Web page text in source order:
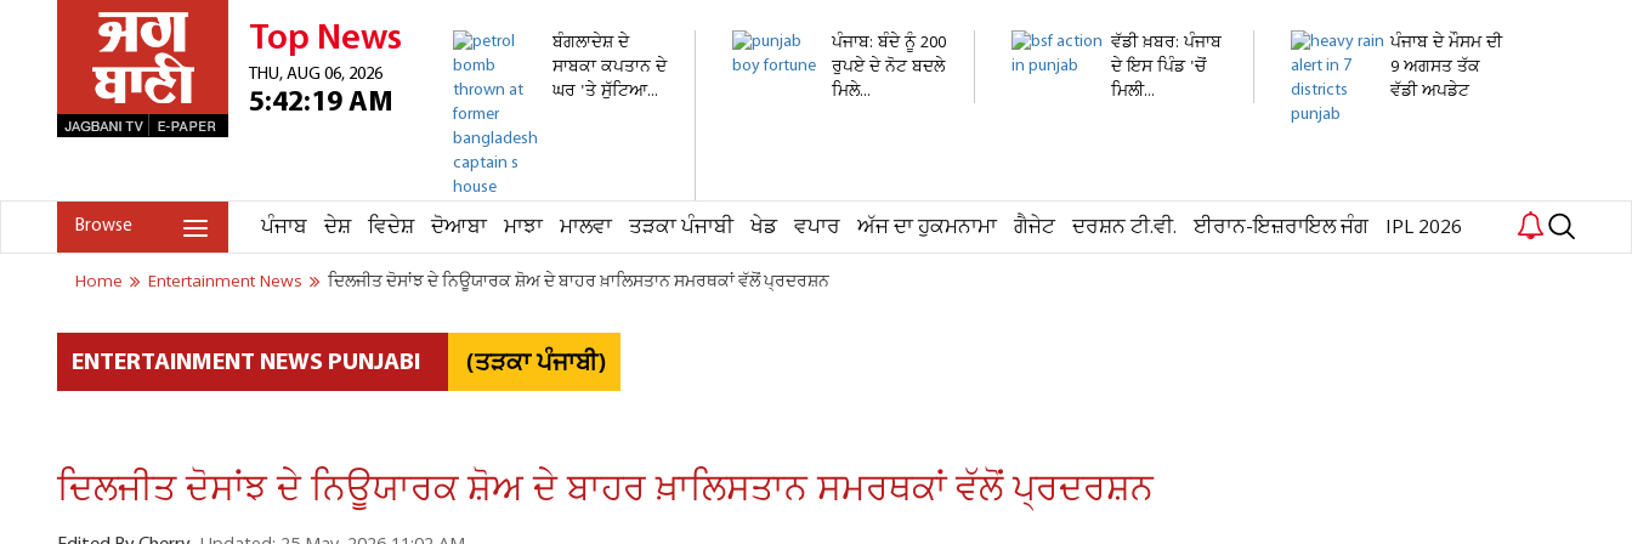
Top News
THU, AUG 06, 2026
5:42:19 AM
ਬੰਗਲਾਦੇਸ਼ ਦੇ
ਸਾਬਕਾ ਕਪਤਾਨ ਦੇ
ਘਰ 'ਤੇ ਸੁੱਟਿਆ...
ਪੰਜਾਬ: ਬੰਦੇ ਨੂੰ 200
ਰੁਪਏ ਦੇ ਨੋਟ ਬਦਲੇ
ਮਿਲੇ...
ਵੱਡੀ ਖ਼ਬਰ: ਪੰਜਾਬ
ਦੇ ਇਸ ਪਿੰਡ 'ਚੋਂ
ਮਿਲੀ...
ਪੰਜਾਬ ਦੇ ਮੌਸਮ ਦੀ
9 ਅਗਸਤ ਤੱਕ
ਵੱਡੀ ਅਪਡੇਟ
Browse ਪੰਜਾਬ ਦੇਸ਼ ਵਿਦੇਸ਼ ਦੋਆਬਾ ਮਾਝਾ ਮਾਲਵਾ ਤੜਕਾ ਪੰਜਾਬੀ ਖੇਡ ਵਪਾਰ ਅੱਜ ਦਾ ਹੁਕਮਨਾਮਾ ਗੈਜੇਟ ਦਰਸ਼ਨ ਟੀ.ਵੀ. ਈਰਾਨ-ਇਜ਼ਰਾਇਲ ਜੰਗ IPL 2026
Home Entertainment News ਦਿਲਜੀਤ ਦੋਸਾਂਝ ਦੇ ਨਿਊਯਾਰਕ ਸ਼ੋਅ ਦੇ ਬਾਹਰ ਖ਼ਾਲਿਸਤਾਨ ਸਮਰਥਕਾਂ ਵੱਲੋਂ ਪ੍ਰਦਰਸ਼ਨ
ENTERTAINMENT NEWS PUNJABI (ਤੜਕਾ ਪੰਜਾਬੀ)
ਦਿਲਜੀਤ ਦੋਸਾਂਝ ਦੇ ਨਿਊਯਾਰਕ ਸ਼ੋਅ ਦੇ ਬਾਹਰ ਖ਼ਾਲਿਸਤਾਨ ਸਮਰਥਕਾਂ ਵੱਲੋਂ ਪ੍ਰਦਰਸ਼ਨ